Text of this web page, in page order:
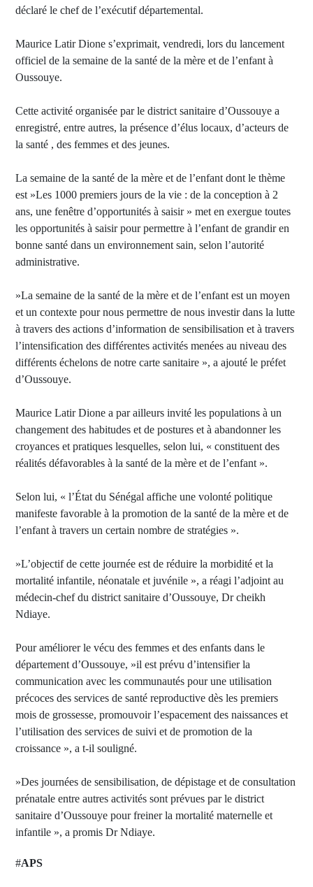
déclaré le chef de l’exécutif départemental.
Maurice Latir Dione s’exprimait, vendredi, lors du lancement
officiel de la semaine de la santé de la mère et de l’enfant à
Oussouye.
Cette activité organisée par le district sanitaire d’Oussouye a
enregistré, entre autres, la présence d’élus locaux, d’acteurs de
la santé , des femmes et des jeunes.
La semaine de la santé de la mère et de l’enfant dont le thème
est »Les 1000 premiers jours de la vie : de la conception à 2
ans, une fenêtre d’opportunités à saisir » met en exergue toutes
les opportunités à saisir pour permettre à l’enfant de grandir en
bonne santé dans un environnement sain, selon l’autorité
administrative.
»La semaine de la santé de la mère et de l’enfant est un moyen
et un contexte pour nous permettre de nous investir dans la lutte
à travers des actions d’information de sensibilisation et à travers
l’intensification des différentes activités menées au niveau des
différents échelons de notre carte sanitaire », a ajouté le préfet
d’Oussouye.
Maurice Latir Dione a par ailleurs invité les populations à un
changement des habitudes et de postures et à abandonner les
croyances et pratiques lesquelles, selon lui, « constituent des
réalités défavorables à la santé de la mère et de l’enfant ».
Selon lui, « l’État du Sénégal affiche une volonté politique
manifeste favorable à la promotion de la santé de la mère et de
l’enfant à travers un certain nombre de stratégies ».
»L’objectif de cette journée est de réduire la morbidité et la
mortalité infantile, néonatale et juvénile », a réagi l’adjoint au
médecin-chef du district sanitaire d’Oussouye, Dr cheikh
Ndiaye.
Pour améliorer le vécu des femmes et des enfants dans le
département d’Oussouye, »il est prévu d’intensifier la
communication avec les communautés pour une utilisation
précoces des services de santé reproductive dès les premiers
mois de grossesse, promouvoir l’espacement des naissances et
l’utilisation des services de suivi et de promotion de la
croissance », a t-il souligné.
»Des journées de sensibilisation, de dépistage et de consultation
prénatale entre autres activités sont prévues par le district
sanitaire d’Oussouye pour freiner la mortalité maternelle et
infantile », a promis Dr Ndiaye.
#APS